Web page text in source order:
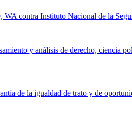
contra Instituto Nacional de la
y análisis de derecho, ciencia
de la igualdad de trato y de